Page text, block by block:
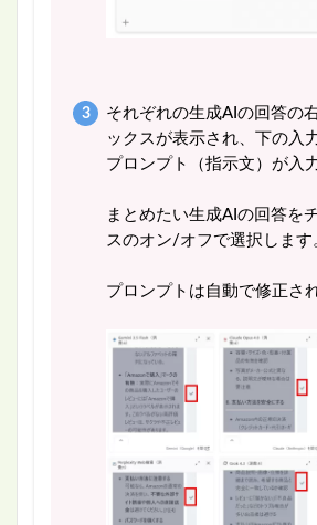
それぞれの生成AIの回答の
ックスが表示され、下の入
プロンプト（指示文）が入
まとめたい生成AIの回答を
スのオン/オフで選択します
プロンプトは自動で修正さ